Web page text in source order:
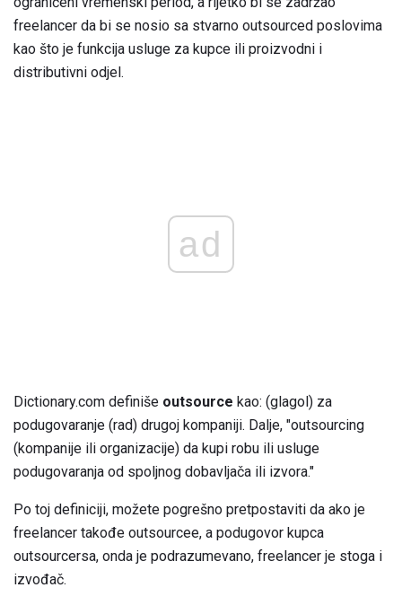
freelancer da bi se nosio sa stvarno outsourced poslovima
kao što je funkcija usluge za kupce ili proizvodni i
distributivni odjel.
ad
Dictionary.com definiše outsource kao: (glagol) za
podugovaranje (rad) drugoj kompaniji. Dalje, "outsourcing
(kompanije ili organizacije) da kupi robu ili usluge
podugovaranja od spoljnog dobavljača ili izvora."
Po toj definiciji, možete pogrešno pretpostaviti da ako je
freelancer takođe outsourcee, a podugovor kupca
outsourcersa, onda je podrazumevano, freelancer je stoga i
izvođač.